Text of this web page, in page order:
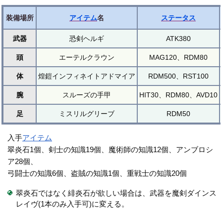
装備場所 アイテム名 ステータス
武器 恐剣ヘルギ ATK380
頭 エーテルクラウン MAG120、RDM80
体 煌鎧インフィネイトアドマイア RDM500、RST100
腕 スルーズの手甲 HIT30、RDM80、AVD10
足 ミスリルグリーブ RDM50
入手アイテム
翠炎石1個、剣士の知識19個、魔術師の知識12個、アンブロシ
ア28個、
弓闘士の知識6個、盗賊の知識1個、重戦士の知識20個
翠炎石ではなく緋炎石が欲しい場合は、武器を魔剣ダインス
レイヴ(1本のみ入手可)に変える。